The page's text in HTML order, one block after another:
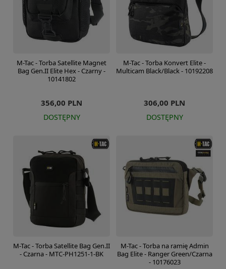
M-Tac - Torba Satellite Magnet
Bag Gen.II Elite Hex - Czarny -
10141802
356,00 PLN
DOSTĘPNY
M-Tac - Torba Konvert Elite -
Multicam Black/Black - 10192208
306,00 PLN
DOSTĘPNY
M-Tac - Torba Satellite Bag Gen.II
- Czarna - MTC-PH1251-1-BK
M-Tac - Torba na ramię Admin
Bag Elite - Ranger Green/Czarna
- 10176023